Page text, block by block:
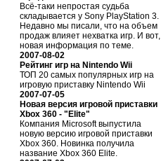
Всё-таки непростая судьба
складывается у Sony PlayStation 3.
Недавно мы писали, что на объем
продаж влияет нехватка игр. И вот,
новая информация по теме.
2007-08-02
Рейтинг игр на Nintendo Wii
ТОП 20 самых популярных игр на
игровую приставку Nintendo Wii
2007-07-05
Новая версия игровой приставки
Xbox 360 - "Elite"
Компания Microsoft выпустила
новую версию игровой приставки
Xbox 360. Новинка получила
название Xbox 360 Elite.